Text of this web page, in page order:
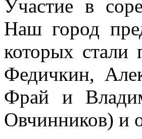
Участие в
Наш город
которых
Федичкин,
Фрай и
Овчинников) и